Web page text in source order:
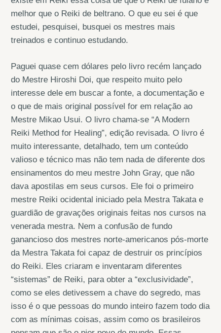
melhor que o Reiki de beltrano. O que eu sei é que
estudei, pesquisei, busquei os mestres mais
treinados e continuo estudando.
Paguei quase cem dólares pelo livro recém lançado
do Mestre Hiroshi Doi, que respeito muito pelo
interesse dele em buscar a fonte, a documentação e
o que de mais original possível for em relação ao
Mestre Mikao Usui. O livro chama-se “A Modern
Reiki Method for Healing”, edição revisada. O livro é
muito interessante, detalhado, tem um conteúdo
valioso e técnico mas não tem nada de diferente dos
ensinamentos do meu mestre John Gray, que não
dava apostilas em seus cursos. Ele foi o primeiro
mestre Reiki ocidental iniciado pela Mestra Takata e
guardião de gravações originais feitas nos cursos na
venerada mestra. Nem a confusão de fundo
ganancioso dos mestres norte-americanos pós-morte
da Mestra Takata foi capaz de destruir os princípios
do Reiki. Eles criaram e inventaram diferentes
“sistemas” de Reiki, para obter a “exclusividade”,
como se eles detivessem a chave do segredo, mas
isso é o que pessoas do mundo inteiro fazem todo dia
com as mínimas coisas, assim como os brasileiros